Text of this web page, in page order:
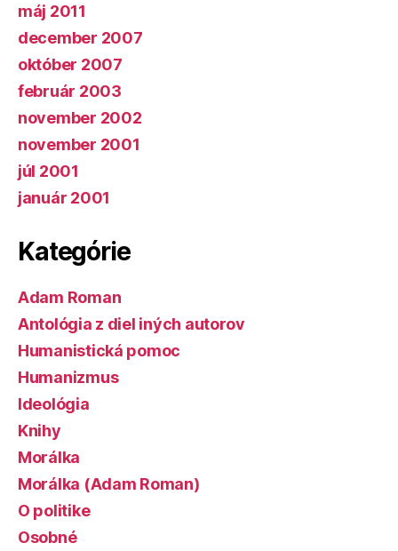
máj 2011
december 2007
október 2007
február 2003
november 2002
november 2001
júl 2001
január 2001
Kategórie
Adam Roman
Antológia z diel iných autorov
Humanistická pomoc
Humanizmus
Ideológia
Knihy
Morálka
Morálka (Adam Roman)
O politike
Osobné